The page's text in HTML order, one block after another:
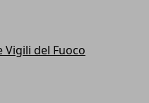
Vigili del Fuoco